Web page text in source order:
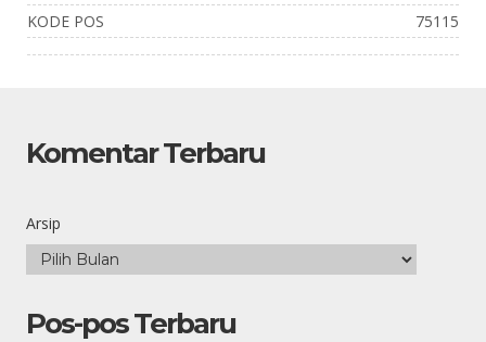
KODE POS
75115
Komentar Terbaru
Arsip
Pos-pos Terbaru